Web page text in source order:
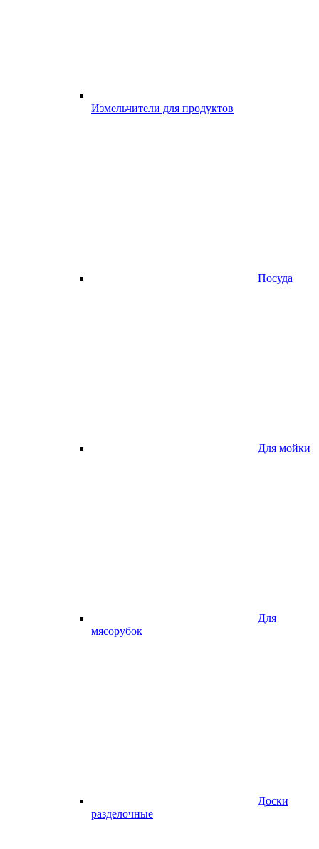
Измельчители для продуктов
Посуда
Для мойки
Для
мясорубок
Доски
разделочные